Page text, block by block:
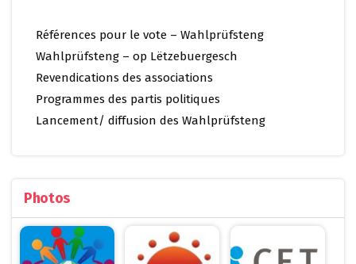
Références pour le vote – Wahlprüfsteng
Wahlprüfsteng – op Lëtzebuergesch
Revendications des associations
Programmes des partis politiques
Lancement/ diffusion des Wahlprüfsteng
Photos